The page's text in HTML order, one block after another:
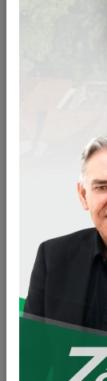
O Natal chegou
marcada por
Na noite do